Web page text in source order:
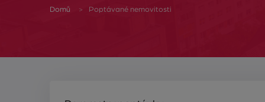
Domů Poptávané nemovitosti